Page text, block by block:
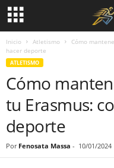
Inicio Atletismo
Cómo
hacer deporte
ATLETISMO
Cómo
tu Erasmus:
deporte
Por Fenosata Massa - 10/01/2024